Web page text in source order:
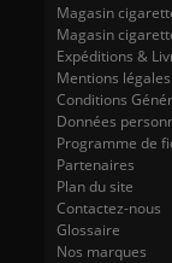
Magasin
Magasin
Expéditions &
Mentions légales
Conditions
Données
Programme de
Partenaires
Plan du site
Contactez-nous
Glossaire
Nos marques